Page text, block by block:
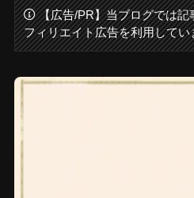
【広告/PR】当ブログでは
フィリエイト広告を利用してい